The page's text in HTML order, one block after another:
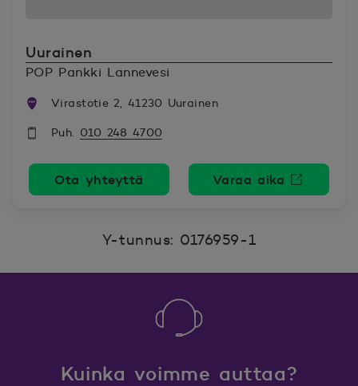
Uurainen
POP Pankki Lannevesi
Virastotie 2, 41230 Uurainen
Puh. 010 248 4700
Ota yhteyttä Varaa aika
Avautuu
Y-tunnus: 0176959-1
Kuinka voimme auttaa?